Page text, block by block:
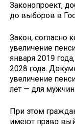
Законопроект,
до выборов в
Закон, согласно
увеличение
января 2019
2028 года.
увеличение
лет — для
При этом
имеют право